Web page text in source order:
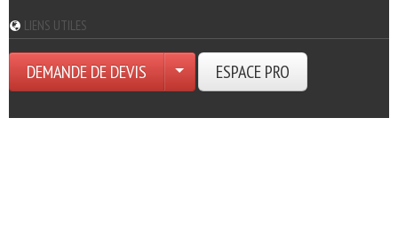
LIENS UTILES
DEMANDE DE DEVIS ESPACE PRO